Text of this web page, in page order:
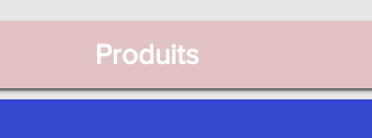
Produits